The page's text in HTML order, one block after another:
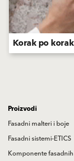
Korak po
Proizvodi
Fasadni malteri i boje
Fasadni sistemi-ETICS
Komponente